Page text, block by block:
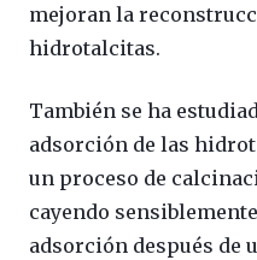
mejoran la
hidrotalcitas.
También se ha
adsorción de las
un proceso de
cayendo
adsorción después de